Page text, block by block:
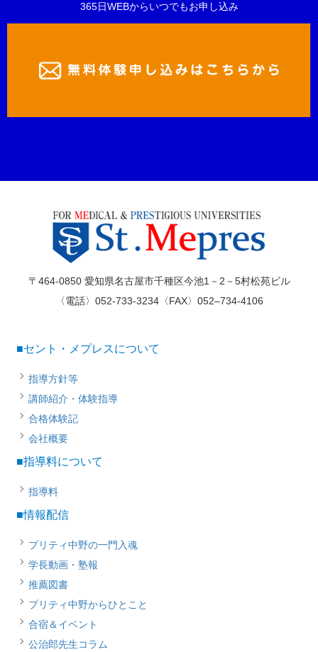
365日WEBからいつでもお申し込み
〒464-0850 愛知県名古屋市千種区今池1－2－5村松苑ビル
〈電話〉052-733-3234〈FAX〉052–734-4106
■セント・メプレスについて
指導方針等
講師紹介・体験指導
合格体験記
会社概要
■指導料について
指導料
■情報配信
プリティ中野の一門入魂
学長動画・塾報
推薦図書
プリティ中野からひとこと
合宿＆イベント
公治郎先生コラム